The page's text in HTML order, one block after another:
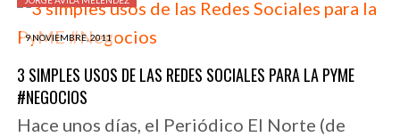
9 NOVIEMBRE, 2011
3 SIMPLES USOS DE LAS REDES SOCIALES PARA LA PYME
#NEGOCIOS
Hace unos días, el Periódico El Norte (de